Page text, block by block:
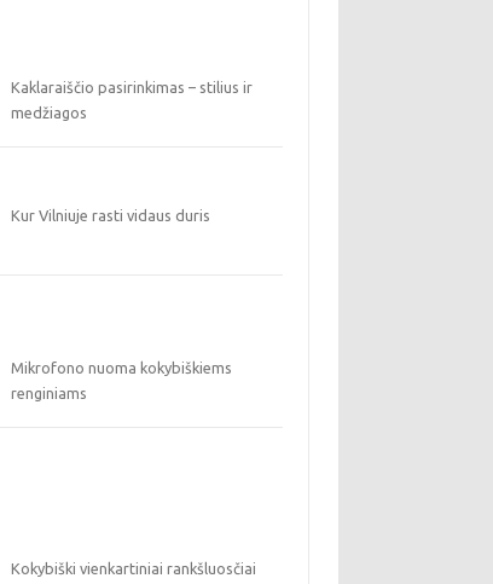
Kaklaraiščio pasirinkimas – stilius ir
medžiagos
Kur Vilniuje rasti vidaus duris
Mikrofono nuoma kokybiškiems
renginiams
Kokybiški vienkartiniai rankšluosčiai